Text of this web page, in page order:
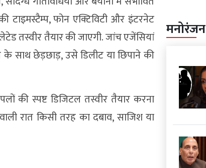
टाइमस्टैम्प, फोन एक्टिविटी और इंटरनेट
तस्वीर तैयार की जाएगी. जांच एजेंसियां
साथ छेड़छाड़, उसे डिलीट या छिपाने की
की स्पष्ट डिजिटल तस्वीर तैयार करना
रात किसी तरह का दबाव, साजिश या
मनोरंजन